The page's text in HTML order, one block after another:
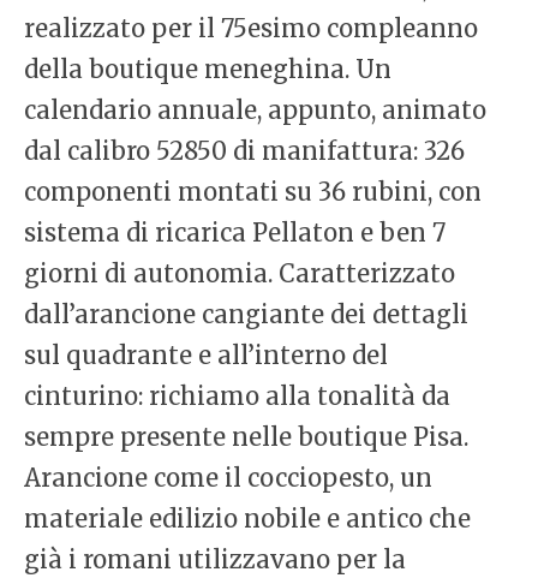
realizzato per il 75esimo compleanno
della boutique meneghina. Un
calendario annuale, appunto, animato
dal calibro 52850 di manifattura: 326
componenti montati su 36 rubini, con
sistema di ricarica Pellaton e ben 7
giorni di autonomia. Caratterizzato
dall’arancione cangiante dei dettagli
sul quadrante e all’interno del
cinturino: richiamo alla tonalità da
sempre presente nelle boutique Pisa.
Arancione come il cocciopesto, un
materiale edilizio nobile e antico che
già i romani utilizzavano per la